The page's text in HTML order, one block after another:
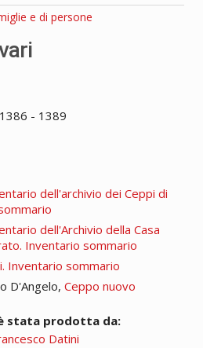
e di persone
- 1389
dell'archivio dei Ceppi di
dell'Archivio della Casa
Inventario sommario
Inventario sommario
D'Angelo, Ceppo nuovo
stata prodotta da:
Datini